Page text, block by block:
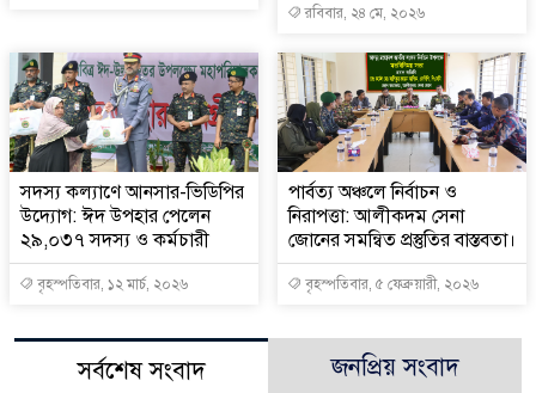
রবিবার, ২৪ মে, ২০২৬
সদস্য কল্যাণে আনসার-ভিডিপির
উদ্যোগ: ঈদ উপহার পেলেন
২৯,০৩৭ সদস্য ও কর্মচারী
বৃহস্পতিবার, ১২ মার্চ, ২০২৬
পার্বত্য অঞ্চলে নির্বাচন ও
নিরাপত্তা: আলীকদম সেনা
জোনের সমন্বিত প্রস্তুতির বাস্তবতা।
বৃহস্পতিবার, ৫ ফেব্রুয়ারী, ২০২৬
সর্বশেষ সংবাদ জনপ্রিয় সংবাদ